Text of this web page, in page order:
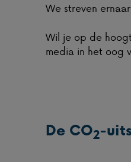
We streven
Wil je op de
media in het oog
De CO2-